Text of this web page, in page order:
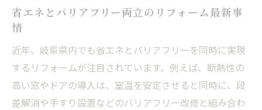
省エネとバリアフリー両立のリフォーム最新事
情
近年、岐阜県内でも省エネとバリアフリーを同時に実現
するリフォームが注目されています。例えば、断熱性の
高い窓やドアの導入は、室温を安定させると同時に、段
差解消や手すり設置などのバリアフリー改修と組み合わ